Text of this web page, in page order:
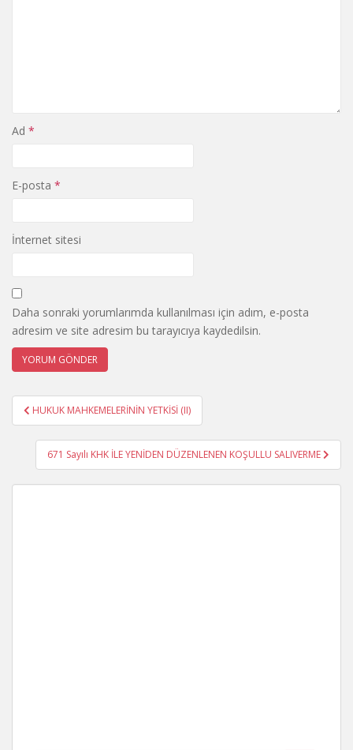
Ad *
E-posta *
İnternet sitesi
Daha sonraki yorumlarımda kullanılması için adım, e-posta
adresim ve site adresim bu tarayıcıya kaydedilsin.
Yazı
gezinmesi
HUKUK MAHKEMELERİNİN YETKİSİ (II)
671 Sayılı KHK İLE YENİDEN DÜZENLENEN KOŞULLU SALIVERME